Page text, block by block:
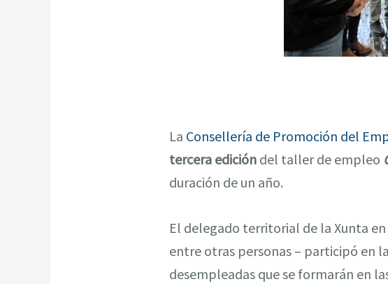
La Consellería de Promoción del
tercera edición del taller de empleo
duración de un año.
El delegado territorial de la Xunta
entre otras personas – participó en
desempleadas que se formarán en